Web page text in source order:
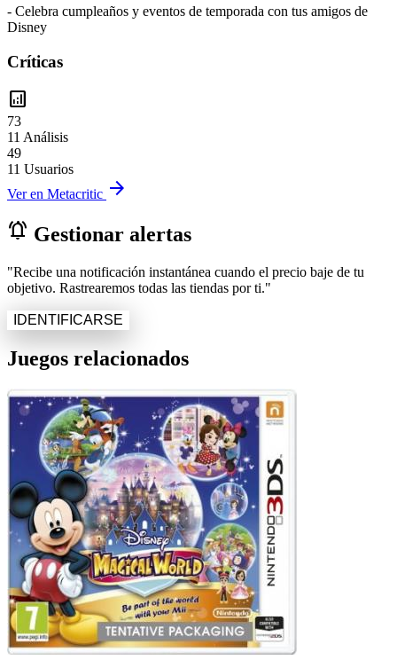
- Celebra cumpleaños y eventos de temporada con tus amigos de
Disney
Críticas
analytics
73
11 Análisis
49
11 Usuarios
Ver en Metacritic arrow_forward
notifications_active Gestionar alertas
"Recibe una notificación instantánea cuando el precio baje de tu
objetivo. Rastrearemos todas las tiendas por ti."
IDENTIFICARSE
Juegos relacionados